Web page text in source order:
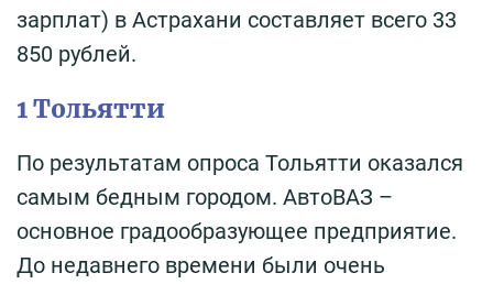
зарплат) в Астрахани составляет всего 33
850 рублей.
1 Тольятти
По результатам опроса Тольятти оказался
самым бедным городом. АвтоВАЗ –
основное градообразующее предприятие.
До недавнего времени были очень